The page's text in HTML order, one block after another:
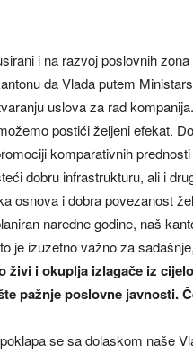
i na razvoj poslovnih
da Vlada putem
uslova za rad
postići željeni efekat.
komparativnih
dobru infrastrukturu, ali i
osnova i dobra povezanost
naredne godine, naš
je izuzetno važno za
živi i okuplja izlagače iz
pažnje poslovne javnosti.
se sa dolaskom naše